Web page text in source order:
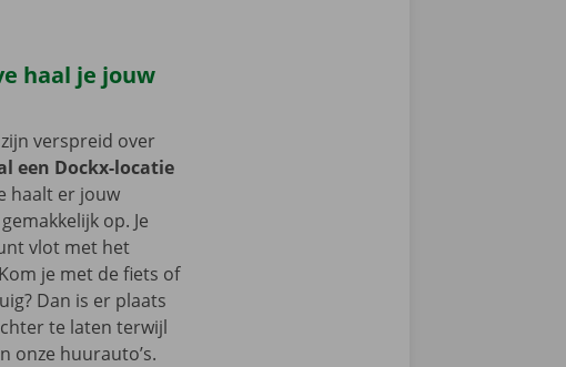
haal je jouw
verspreid over
een Dockx-locatie
haalt er jouw
op. Je
vlot met het
je met de fiets of
Dan is er plaats
te laten terwijl
onze huurauto’s.